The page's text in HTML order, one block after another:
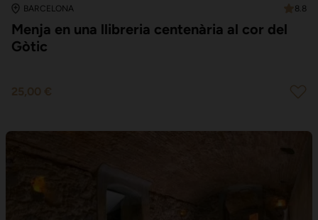
BARCELONA 8.8
Menja en una llibreria centenària al cor del
Gòtic